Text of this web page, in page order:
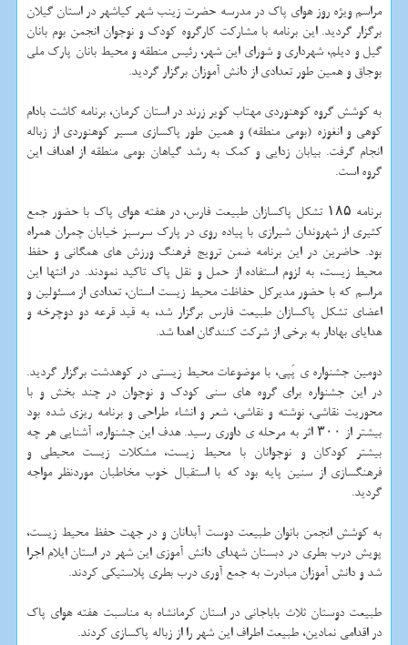
مراسم ویژه روز هوای پاك در مدرسه حضرت زینب شهر كیاشهر در استان گیلان
برگزار گردید. این برنامه با مشاركت كارگروه كودك و نوجوان انجمن بوم بانان
گیل و دیلم، شهرداری و شورای این شهر، رئیس منطقه و محیط بانان پارك ملی
بوجاق و همین طور تعدادی از دانش آموزان برگزار گردید.
به كوشش گروه كوهنوردی مهتاب كویر زرند در استان كرمان، برنامه كاشت بادام
كوهی و انغوزه (بومی منطقه) و همین طور پاكسازی مسیر كوهنوردی از زباله
انجام گرفت. بیابان زدایی و كمك به رشد گیاهان بومی منطقه از اهداف این
گروه است.
برنامه ۱۸۵ تشكل پاكسازان طبیعت فارس، در هفته هوای پاك با حضور جمع
كثیری از شهروندان شیرازی با پیاده روی در پارك سرسبز خیابان چمران همراه
بود. حاضرین در این برنامه ضمن ترویج فرهنگ ورزش های همگانی و حفظ
محیط زیست، به لزوم استفاده از حمل و نقل پاك تاكید نمودند. در انتها این
مراسم كه با حضور مدیركل حفاظت محیط زیست استان، تعدادی از مسئولین و
اعضای تشكل پاكسازان طبیعت فارس برگزار شد، به قید قرعه دو دوچرخه و
هدایای بهادار به برخی از شركت كنندگان اهدا شد.
دومین جشنواره ی پَپی، با موضوعات محیط زیستی در كوهدشت برگزار گردید.
در این جشنواره برای گروه های سنی كودك و نوجوان در چند بخش و با
محوریت نقاشی، نوشته و نقاشی، شعر و انشاء طراحی و برنامه ریزی شده بود
بیشتر از ۳۰۰ اثر به مرحله ی داوری رسید. هدف این جشنواره، آشنایی هر چه
بیشتر كودكان و نوجوانان با محیط زیست، مشكلات زیست محیطی و
فرهنگسازی از سنین پایه بود كه با استقبال خوب مخاطبان موردنظر مواجه
گردید.
به كوشش انجمن بانوان طبیعت دوست آبدانان و در جهت حفظ محیط زیست،
پویش درب بطری در دبستان شهدای دانش آموزی این شهر در استان ایلام اجرا
شد و دانش آموزان مبادرت به جمع آوری درب بطری پلاستیكی كردند.
طبیعت دوستان ثلاث باباجانی در استان كرمانشاه به مناسبت هفته هوای پاك
در اقدامی نمادین، طبیعت اطراف این شهر را از زباله پاكسازی كردند.